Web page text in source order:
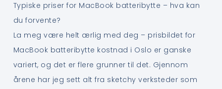
Typiske priser for MacBook batteribytte – hva kan
du forvente?
La meg være helt ærlig med deg – prisbildet for
MacBook batteribytte kostnad i Oslo er ganske
variert, og det er flere grunner til det. Gjennom
årene har jeg sett alt fra sketchy verksteder som